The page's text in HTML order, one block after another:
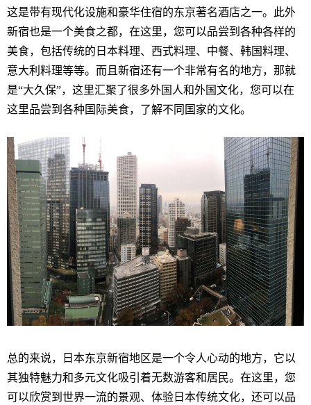
这是带有现代化设施和豪华住宿的东京著名酒店之一。此外
新宿也是一个美食之都，在这里，您可以品尝到各种各样的
美食，包括传统的日本料理、西式料理、中餐、韩国料理、
意大利料理等等。而且新宿还有一个非常有名的地方，那就
是“大久保”，这里汇聚了很多外国人和外国文化，您可以在
这里品尝到各种国际美食，了解不同国家的文化。
总的来说，日本东京新宿地区是一个令人心动的地方，它以
其独特魅力和多元文化吸引着无数游客和居民。在这里，您
可以欣赏到世界一流的景观、体验日本传统文化，还可以品